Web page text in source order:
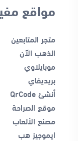
مواقع
متجر المتابعين
الذهب الآن
موبايلاوي
بريديفاي
أنشئ QrCode
موقع الصراحة
مصنع الألعاب
ايموجيز هب